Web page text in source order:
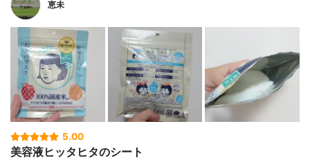
恵未
5.00
美容液ヒッタヒタのシート